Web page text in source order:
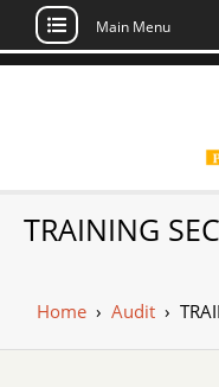
Skip
Main Menu
TRAINING
Home› Audit›